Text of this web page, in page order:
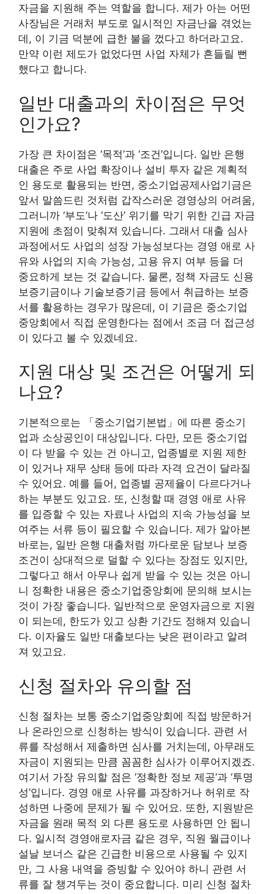
자금을 지원해 주는 역할을 합니다. 제가 아는 어떤
사장님은 거래처 부도로 일시적인 자금난을 겪었는
데, 이 기금 덕분에 급한 불을 껐다고 하더라고요.
만약 이런 제도가 없었다면 사업 자체가 흔들릴 뻔
했다고 합니다.
일반 대출과의 차이점은 무엇
인가요?
가장 큰 차이점은 ‘목적’과 ‘조건’입니다. 일반 은행
대출은 주로 사업 확장이나 설비 투자 같은 계획적
인 용도로 활용되는 반면, 중소기업공제사업기금은
앞서 말씀드린 것처럼 갑작스러운 경영상의 어려움,
그러니까 ‘부도’나 ‘도산’ 위기를 막기 위한 긴급 자금
지원에 초점이 맞춰져 있습니다. 그래서 대출 심사
과정에서도 사업의 성장 가능성보다는 경영 애로 사
유와 사업의 지속 가능성, 고용 유지 여부 등을 더
중요하게 보는 것 같습니다. 물론, 정책 자금도 신용
보증기금이나 기술보증기금 등에서 취급하는 보증
서를 활용하는 경우가 많은데, 이 기금은 중소기업
중앙회에서 직접 운영한다는 점에서 조금 더 접근성
이 있다고 볼 수 있겠네요.
지원 대상 및 조건은 어떻게 되
나요?
기본적으로는 「중소기업기본법」에 따른 중소기
업과 소상공인이 대상입니다. 다만, 모든 중소기업
이 다 받을 수 있는 건 아니고, 업종별로 지원 제한
이 있거나 재무 상태 등에 따라 자격 요건이 달라질
수 있어요. 예를 들어, 업종별 공제율이 다르다거나
하는 부분도 있고요. 또, 신청할 때 경영 애로 사유
를 입증할 수 있는 자료나 사업의 지속 가능성을 보
여주는 서류 등이 필요할 수 있습니다. 제가 알아본
바로는, 일반 은행 대출처럼 까다로운 담보나 보증
조건이 상대적으로 덜할 수 있다는 장점도 있지만,
그렇다고 해서 아무나 쉽게 받을 수 있는 것은 아니
니 정확한 내용은 중소기업중앙회에 문의해 보시는
것이 가장 좋습니다. 일반적으로 운영자금으로 지원
이 되는데, 한도가 있고 상환 기간도 정해져 있습니
다. 이자율도 일반 대출보다는 낮은 편이라고 알려
져 있고요.
신청 절차와 유의할 점
신청 절차는 보통 중소기업중앙회에 직접 방문하거
나 온라인으로 신청하는 방식이 있습니다. 관련 서
류를 작성해서 제출하면 심사를 거치는데, 아무래도
자금이 지원되는 만큼 꼼꼼한 심사가 이루어지겠죠.
여기서 가장 유의할 점은 ‘정확한 정보 제공’과 ‘투명
성’입니다. 경영 애로 사유를 과장하거나 허위로 작
성하면 나중에 문제가 될 수 있어요. 또한, 지원받은
자금을 원래 목적 외 다른 용도로 사용하면 안 됩니
다. 일시적 경영애로자금 같은 경우, 직원 월급이나
설날 보너스 같은 긴급한 비용으로 사용될 수 있지
만, 그 사용 내역을 증빙할 수 있어야 하니 관련 서
류를 잘 챙겨두는 것이 중요합니다. 미리 신청 절차